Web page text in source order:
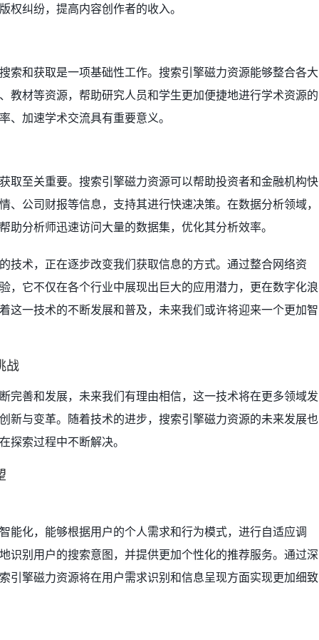
权纠纷，提高内容创作者的收入。
索和获取是一项基础性工作。搜索引擎磁力资源能够整合各大
教材等资源，帮助研究人员和学生更加便捷地进行学术资源的
、加速学术交流具有重要意义。
取至关重要。搜索引擎磁力资源可以帮助投资者和金融机构快
、公司财报等信息，支持其进行快速决策。在数据分析领域，
助分析师迅速访问大量的数据集，优化其分析效率。
技术，正在逐步改变我们获取信息的方式。通过整合网络资
，它不仅在各个行业中展现出巨大的应用潜力，更在数字化浪
这一技术的不断发展和普及，未来我们或许将迎来一个更加智
战
完善和发展，未来我们有理由相信，这一技术将在更多领域发
新与变革。随着技术的进步，搜索引擎磁力资源的未来发展也
探索过程中不断解决。
能化，能够根据用户的个人需求和行为模式，进行自适应调
识别用户的搜索意图，并提供更加个性化的推荐服务。通过深
引擎磁力资源将在用户需求识别和信息呈现方面实现更加细致